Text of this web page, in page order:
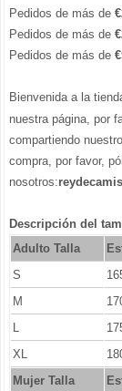
Pedidos de más de
Pedidos de más de
Pedidos de más de
Bienvenida a la
nuestra página, por
compartiendo
compra, por favor,
nosotros:
Descripción del
Adulto Talla
S
M
L
XL
Mujer Talla